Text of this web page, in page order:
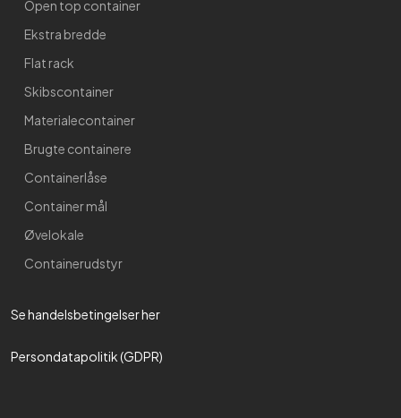
Open top container
Ekstra bredde
Flat rack
Skibscontainer
Materialecontainer
Brugte containere
Containerlåse
Container mål
Øvelokale
Containerudstyr
Se handelsbetingelser her​
Persondatapolitik (GDPR)